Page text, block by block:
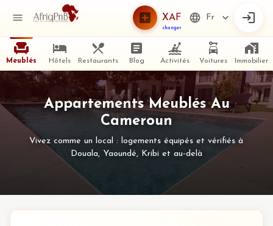
XAF
changer
Fr
Meublés Hôtels Restaurants Blog Activités Voitures Immobilier
Appartements Meublés Au
Cameroun
Vivez comme un local : logements équipés et vérifiés à
Douala, Yaoundé, Kribi et au-delà